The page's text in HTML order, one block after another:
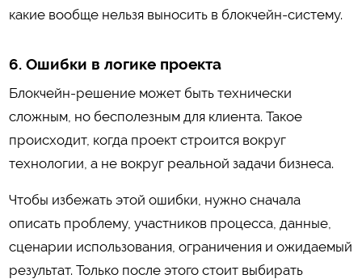
какие вообще нельзя выносить в блокчейн-систему.
6. Ошибки в логике проекта
Блокчейн-решение может быть технически
сложным, но бесполезным для клиента. Такое
происходит, когда проект строится вокруг
технологии, а не вокруг реальной задачи бизнеса.
Чтобы избежать этой ошибки, нужно сначала
описать проблему, участников процесса, данные,
сценарии использования, ограничения и ожидаемый
результат. Только после этого стоит выбирать